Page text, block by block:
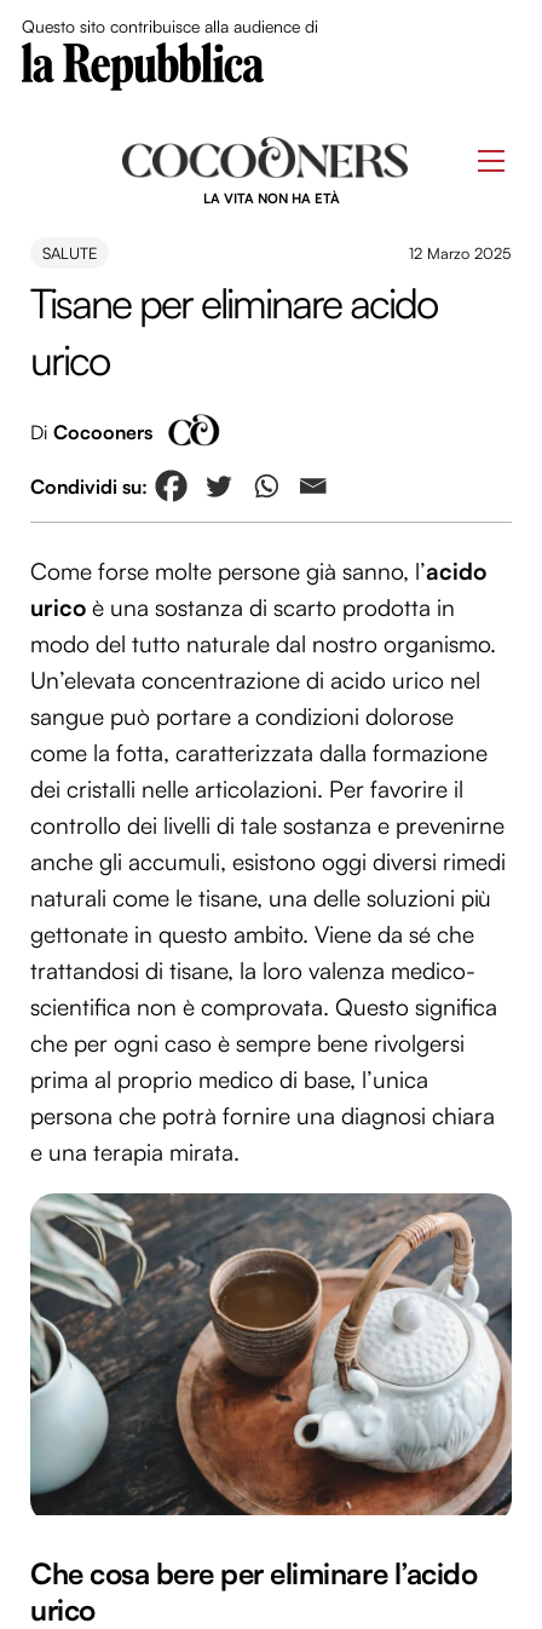
Questo sito contribuisce alla audience di
LA VITA NON HA ETÀ
SALUTE 12 Marzo 2025
Tisane per eliminare acido
urico
Di Cocooners
Come forse molte persone già sanno, l’acido
urico è una sostanza di scarto prodotta in
modo del tutto naturale dal nostro organismo.
Un’elevata concentrazione di acido urico nel
sangue può portare a condizioni dolorose
come la fotta, caratterizzata dalla formazione
dei cristalli nelle articolazioni. Per favorire il
controllo dei livelli di tale sostanza e prevenirne
anche gli accumuli, esistono oggi diversi rimedi
naturali come le tisane, una delle soluzioni più
gettonate in questo ambito. Viene da sé che
trattandosi di tisane, la loro valenza medico-
scientifica non è comprovata. Questo significa
che per ogni caso è sempre bene rivolgersi
prima al proprio medico di base, l’unica
persona che potrà fornire una diagnosi chiara
e una terapia mirata.
Che cosa bere per eliminare l’acido
urico